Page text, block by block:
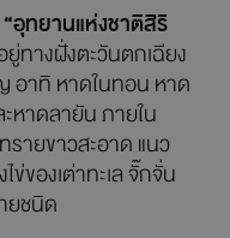
แอ่งน้ำเล็ก ๆ ที่
าะสำหรับการพักผ่อน
าถ